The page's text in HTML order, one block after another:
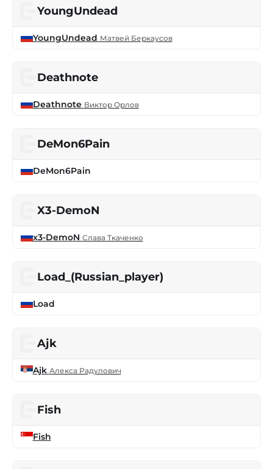
YoungUndead
YoungUndead Матвей Беркаусов
Deathnote
Deathnote Виктор Орлов
DeMon6Pain
DeMon6Pain
X3-DemoN
x3-DemoN Слава Ткаченко
Load_(Russian_player)
Load
Ajk
Ajk Алекса Радулович
Fish
Fish